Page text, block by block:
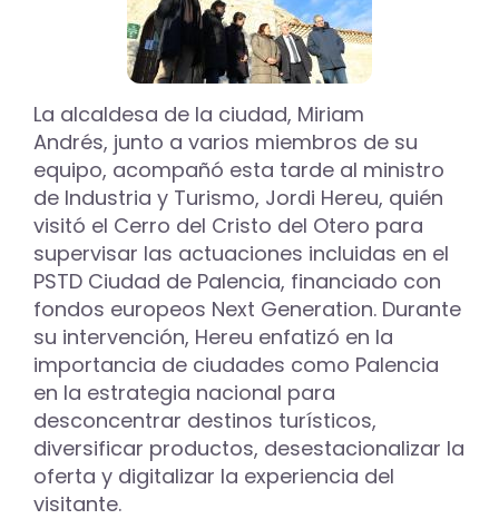
La alcaldesa de la ciudad, Miriam
Andrés, junto a varios miembros de su
equipo, acompañó esta tarde al ministro
de Industria y Turismo, Jordi Hereu, quién
visitó el Cerro del Cristo del Otero para
supervisar las actuaciones incluidas en el
PSTD Ciudad de Palencia, financiado con
fondos europeos Next Generation. Durante
su intervención, Hereu enfatizó en la
importancia de ciudades como Palencia
en la estrategia nacional para
desconcentrar destinos turísticos,
diversificar productos, desestacionalizar la
oferta y digitalizar la experiencia del
visitante.